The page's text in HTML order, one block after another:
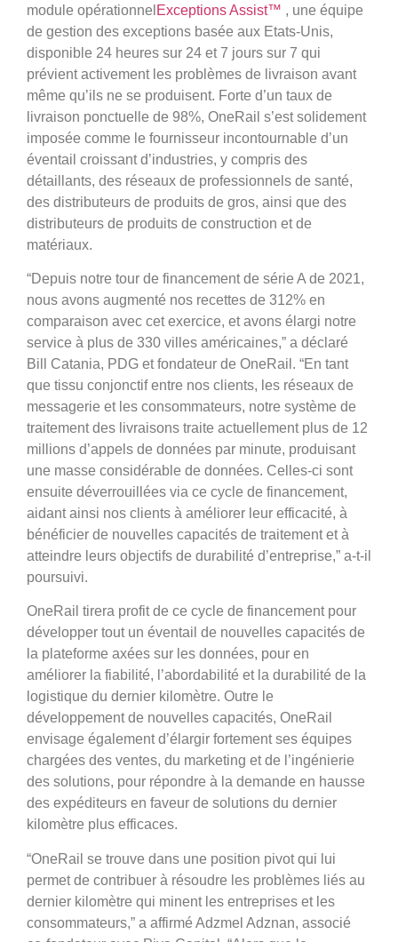
module opérationnel Exceptions Assist™ , une équipe
de gestion des exceptions basée aux Etats-Unis,
disponible 24 heures sur 24 et 7 jours sur 7 qui
prévient activement les problèmes de livraison avant
même qu’ils ne se produisent. Forte d’un taux de
livraison ponctuelle de 98%, OneRail s’est solidement
imposée comme le fournisseur incontournable d’un
éventail croissant d’industries, y compris des
détaillants, des réseaux de professionnels de santé,
des distributeurs de produits de gros, ainsi que des
distributeurs de produits de construction et de
matériaux.
“Depuis notre tour de financement de série A de 2021,
nous avons augmenté nos recettes de 312% en
comparaison avec cet exercice, et avons élargi notre
service à plus de 330 villes américaines,” a déclaré
Bill Catania, PDG et fondateur de OneRail. “En tant
que tissu conjonctif entre nos clients, les réseaux de
messagerie et les consommateurs, notre système de
traitement des livraisons traite actuellement plus de 12
millions d’appels de données par minute, produisant
une masse considérable de données. Celles-ci sont
ensuite déverrouillées via ce cycle de financement,
aidant ainsi nos clients à améliorer leur efficacité, à
bénéficier de nouvelles capacités de traitement et à
atteindre leurs objectifs de durabilité d’entreprise,” a-t-il
poursuivi.
OneRail tirera profit de ce cycle de financement pour
développer tout un éventail de nouvelles capacités de
la plateforme axées sur les données, pour en
améliorer la fiabilité, l’abordabilité et la durabilité de la
logistique du dernier kilomètre. Outre le
développement de nouvelles capacités, OneRail
envisage également d’élargir fortement ses équipes
chargées des ventes, du marketing et de l’ingénierie
des solutions, pour répondre à la demande en hausse
des expéditeurs en faveur de solutions du dernier
kilomètre plus efficaces.
“OneRail se trouve dans une position pivot qui lui
permet de contribuer à résoudre les problèmes liés au
dernier kilomètre qui minent les entreprises et les
consommateurs,” a affirmé Adzmel Adznan, associé